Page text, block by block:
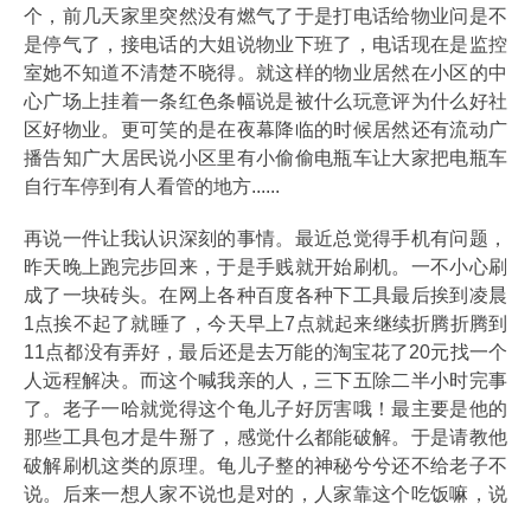
个，前几天家里突然没有燃气了于是打电话给物业问是不
是停气了，接电话的大姐说物业下班了，电话现在是监控
室她不知道不清楚不晓得。就这样的物业居然在小区的中
心广场上挂着一条红色条幅说是被什么玩意评为什么好社
区好物业。更可笑的是在夜幕降临的时候居然还有流动广
播告知广大居民说小区里有小偷偷电瓶车让大家把电瓶车
自行车停到有人看管的地方......
再说一件让我认识深刻的事情。最近总觉得手机有问题，
昨天晚上跑完步回来，于是手贱就开始刷机。一不小心刷
成了一块砖头。在网上各种百度各种下工具最后挨到凌晨
1点挨不起了就睡了，今天早上7点就起来继续折腾折腾到
11点都没有弄好，最后还是去万能的淘宝花了20元找一个
人远程解决。而这个喊我亲的人，三下五除二半小时完事
了。老子一哈就觉得这个龟儿子好厉害哦！最主要是他的
那些工具包才是牛掰了，感觉什么都能破解。于是请教他
破解刷机这类的原理。龟儿子整的神秘兮兮还不给老子不
说。后来一想人家不说也是对的，人家靠这个吃饭嘛，说